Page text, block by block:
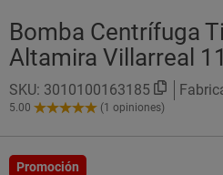
Bomba Centrífuga
Altamira Villarreal
SKU: 3010100163185
5.00
5.00
Estrellas!
(1 opiniones)
Promoción